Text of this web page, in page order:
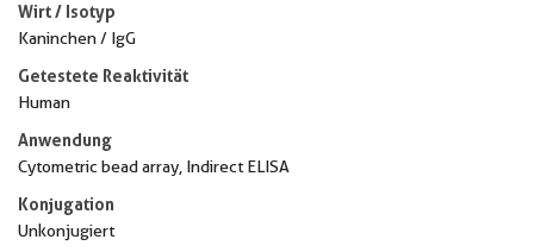
Wirt / Isotyp
Kaninchen / IgG
Getestete Reaktivität
Human
Anwendung
Cytometric bead array, Indirect ELISA
Konjugation
Unkonjugiert